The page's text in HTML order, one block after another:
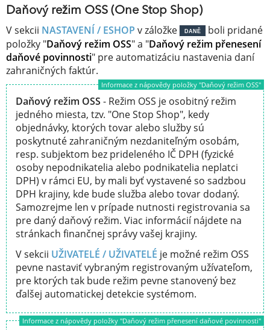
Daňový režim OSS (One Stop Shop)
V sekcii NASTAVENÍ / ESHOP v záložke DANĚ
boli pridané
položky "Daňový režim OSS" a "Daňový režim přenesení
daňové povinnosti" pre automatizáciu nastavenia daní
zahraničných faktúr.
Informace z nápovědy položky "Daňový režim OSS"
Daňový režim OSS - Režim OSS je osobitný režim
jedného miesta, tzv. "One Stop Shop", kedy
objednávky, ktorých tovar alebo služby sú
poskytnuté zahraničným nezdaniteľným osobám,
resp. subjektom bez prideleného IČ DPH (fyzické
osoby nepodnikatelia alebo podnikatelia neplatci
DPH) v rámci EU, by mali byť vystavené so sadzbou
DPH krajiny, kde bude služba alebo tovar dodaný.
Samozrejme len v prípade nutnosti registrovania sa
pre daný daňový režim. Viac informácií nájdete na
stránkach finančnej správy vašej krajiny.
V sekcii UŽIVATELÉ / UŽIVATELÉ je možné režim OSS
pevne nastaviť vybraným registrovaným užívateľom,
pre ktorých tak bude režim pevne stanovený bez
ďalšej automatickej detekcie systémom.
Informace z nápovědy položky "Daňový režim přenesení daňové povinnosti"